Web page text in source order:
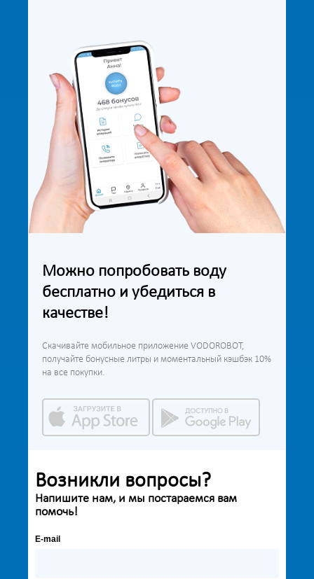
Можно попробовать воду
бесплатно и убедиться в
качестве!
Скачивайте мобильное приложение VODOROBOT,
получайте бонусные литры и моментальный кэшбэк 10%
на все покупки.
Возникли вопросы?
Напишите нам, и мы постараемся вам
помочь!
E-mail